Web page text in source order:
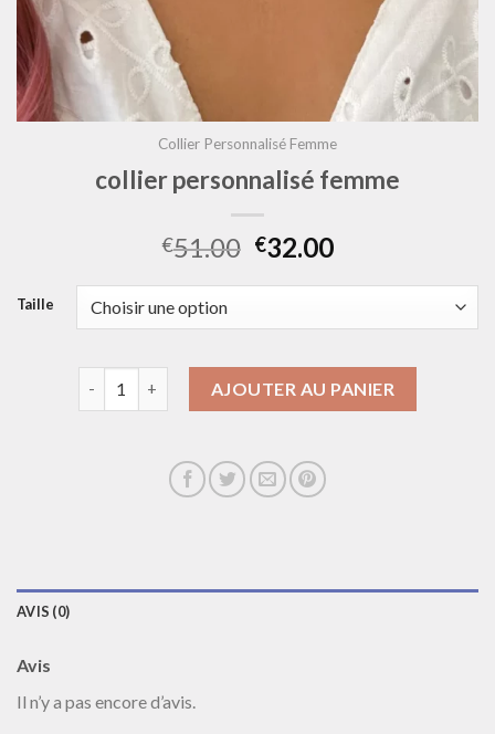
Collier Personnalisé Femme
collier personnalisé femme
€51.00 €32.00
Taille
AJOUTER AU PANIER
AVIS (0)
Avis
Il n’y a pas encore d’avis.